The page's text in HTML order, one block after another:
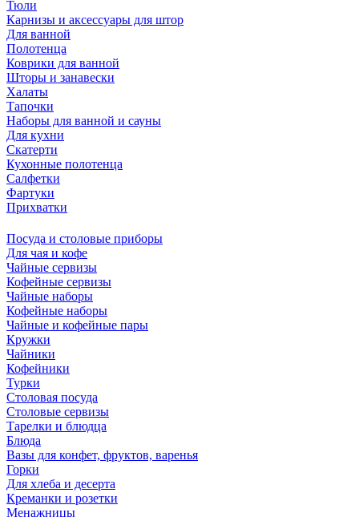
Тюли
Карнизы и аксессуары для штор
Для ванной
Полотенца
Коврики для ванной
Шторы и занавески
Халаты
Тапочки
Наборы для ванной и сауны
Для кухни
Скатерти
Кухонные полотенца
Салфетки
Фартуки
Прихватки
Посуда и столовые приборы
Для чая и кофе
Чайные сервизы
Кофейные сервизы
Чайные наборы
Кофейные наборы
Чайные и кофейные пары
Кружки
Чайники
Кофейники
Турки
Столовая посуда
Столовые сервизы
Тарелки и блюдца
Блюда
Вазы для конфет, фруктов, варенья
Горки
Для хлеба и десерта
Креманки и розетки
Менажницы